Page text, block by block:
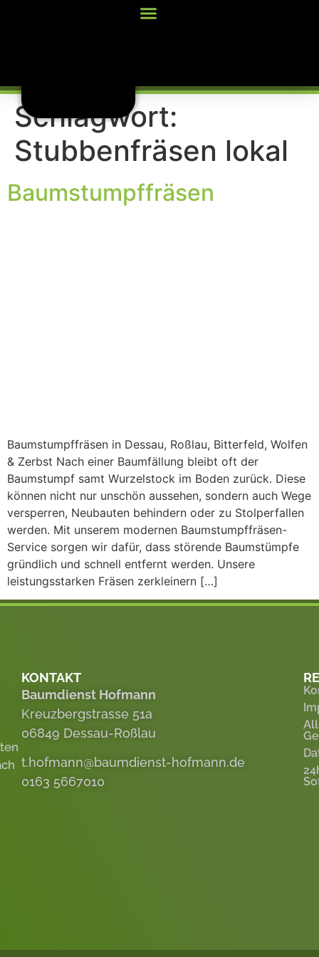
Schlagwort:
Stubbenfräsen lokal
Baumstumpffräsen
Baumstumpffräsen in Dessau, Roßlau, Bitterfeld, Wolfen
& Zerbst Nach einer Baumfällung bleibt oft der
Baumstumpf samt Wurzelstock im Boden zurück. Diese
können nicht nur unschön aussehen, sondern auch Wege
versperren, Neubauten behindern oder zu Stolperfallen
werden. Mit unserem modernen Baumstumpffräsen-
Service sorgen wir dafür, dass störende Baumstümpfe
gründlich und schnell entfernt werden. Unsere
leistungsstarken Fräsen zerkleinern […]
KONTAKT
Baumdienst Hofmann
Kreuzbergstrasse 51a
06849 Dessau-Roßlau
t.hofmann@baumdienst-hofmann.de
0163 5667010